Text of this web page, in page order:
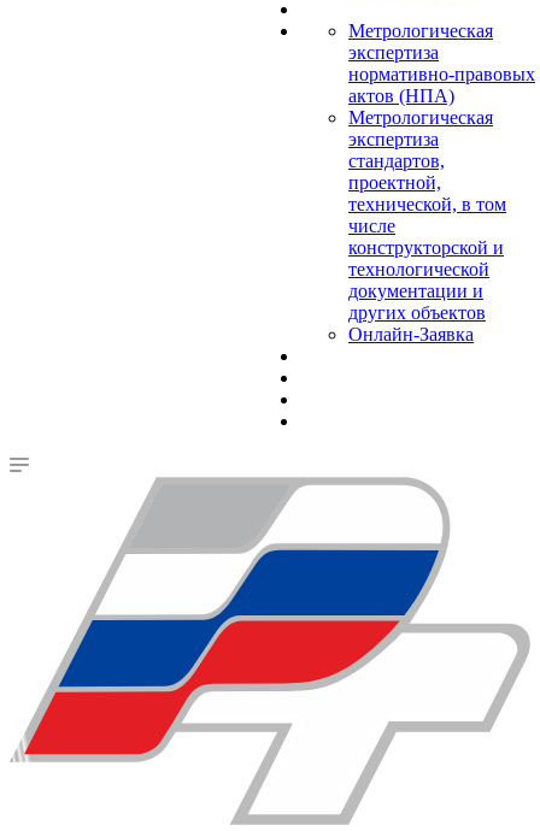
Метрологическая
экспертиза
нормативно-правовых
актов (НПА)
Метрологическая
экспертиза
стандартов,
проектной,
технической, в том
числе
конструкторской и
технологической
документации и
других объектов
Онлайн-Заявка